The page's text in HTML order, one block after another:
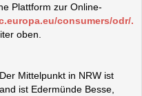
Plattform zur Online-
consumers/odr/.
oben.
Mittelpunkt in NRW ist
ist Edermünde Besse,